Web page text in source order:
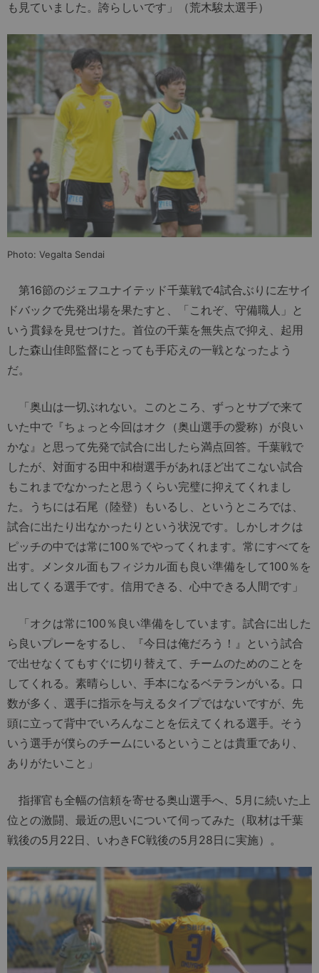
も見ていました。誇らしいです」（荒木駿太選手）
Photo: Vegalta Sendai
第16節のジェフユナイテッド千葉戦で4試合ぶりに左サイ
ドバックで先発出場を果たすと、「これぞ、守備職人」と
いう貫録を見せつけた。首位の千葉を無失点で抑え、起用
した森山佳郎監督にとっても手応えの一戦となったよう
だ。
「奥山は一切ぶれない。このところ、ずっとサブで来て
いた中で『ちょっと今回はオク（奥山選手の愛称）が良い
かな』と思って先発で試合に出したら満点回答。千葉戦で
したが、対面する田中和樹選手があれほど出てこない試合
もこれまでなかったと思うくらい完璧に抑えてくれまし
た。うちには石尾（陸登）もいるし、というところでは、
試合に出たり出なかったりという状況です。しかしオクは
ピッチの中では常に100％でやってくれます。常にすべてを
出す。メンタル面もフィジカル面も良い準備をして100％を
出してくる選手です。信用できる、心中できる人間です」
「オクは常に100％良い準備をしています。試合に出した
ら良いプレーをするし、『今日は俺だろう！』という試合
で出せなくてもすぐに切り替えて、チームのためのことを
してくれる。素晴らしい、手本になるベテランがいる。口
数が多く、選手に指示を与えるタイプではないですが、先
頭に立って背中でいろんなことを伝えてくれる選手。そう
いう選手が僕らのチームにいるということは貴重であり、
ありがたいこと」
指揮官も全幅の信頼を寄せる奥山選手へ、5月に続いた上
位との激闘、最近の思いについて伺ってみた（取材は千葉
戦後の5月22日、いわきFC戦後の5月28日に実施）。